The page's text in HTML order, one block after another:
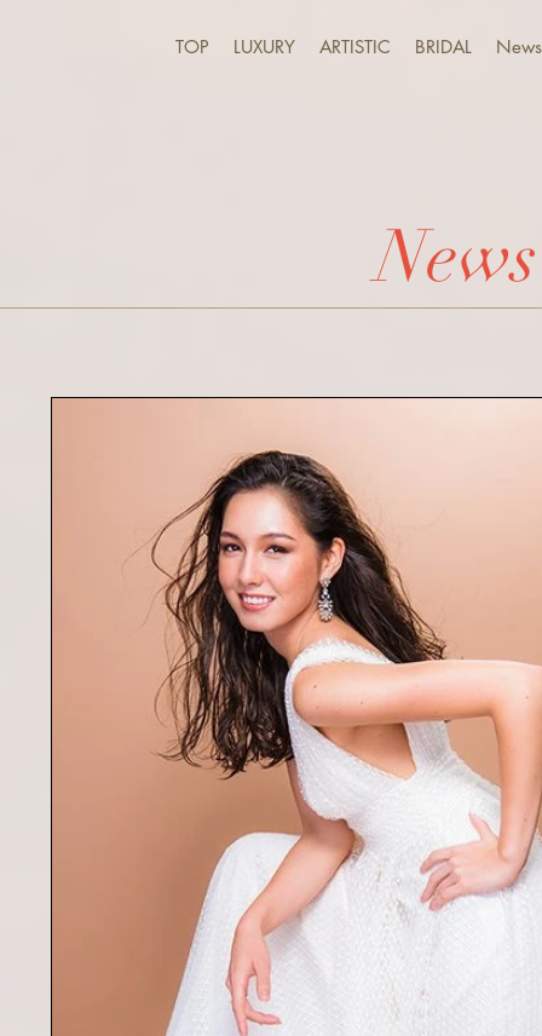
TOP LUXURY ARTISTIC BRIDAL